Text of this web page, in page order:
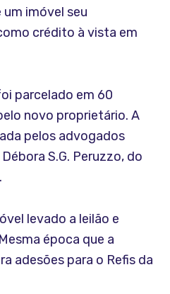
imóvel seu
crédito à vista em
parcelado em 60
novo proprietário. A
pelos advogados
S.G. Peruzzo, do
levado a leilão e
época que a
adesões para o Refis da